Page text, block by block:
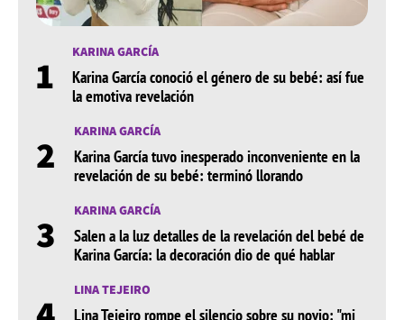
1 KARINA GARCÍA
Karina García conoció el género de su bebé: así fue
la emotiva revelación
2 KARINA GARCÍA
Karina García tuvo inesperado inconveniente en la
revelación de su bebé: terminó llorando
3 KARINA GARCÍA
Salen a la luz detalles de la revelación del bebé de
Karina García: la decoración dio de qué hablar
LINA TEJEIRO
Lina Tejeiro rompe el silencio sobre su novio: "mi